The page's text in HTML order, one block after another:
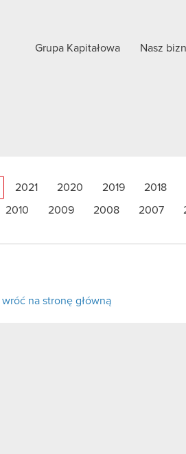
Grupa Kapitałowa Nasz
2021 2020 2019 2018
2010 2009 2008 2007
wróć na stronę główną